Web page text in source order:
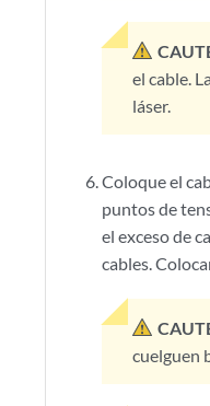
el cable.
láser.
Coloque el
puntos de
el exceso de
cables.
cuelguen